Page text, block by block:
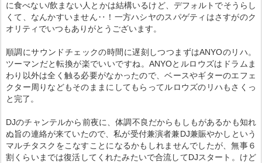
に食べない/飲まない人とかは結構いるけど、デフォルトでそうらし
くて、なんかすいません‥！一方ハシヤのスパゲティはさすがのク
オリティでいつもありがとうございます。
順調にサウンドチェックの時間に遅刻しつつまずはANYOのリハ。
ツーマンだと転換が楽でいいですね。ANYOとルロウズはドラムま
わり以外は全く触る必要がなかったので、ベースやギターのエフェ
クター周りなどもそのままにしてもらってルロウズのリハもさくっ
と完了。
DJのチャンテルから前夜に、体調不良だからもしもがあるかも知れ
ぬ旨の連絡が来ていたので、私が受付兼演者兼DJ兼賑やかしという
マルチタスクをこなすことになるかもしれませんでしたが、無事６
割くらいまでは復活してくれたみたいで合流してDJスタート。けど